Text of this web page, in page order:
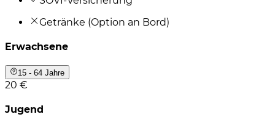
Getränke (Option an Bord)
Erwachsene
15 - 64 Jahre
20 €
Jugend